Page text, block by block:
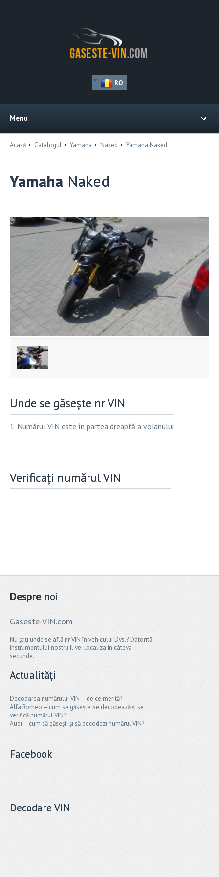
RO
Menu
Acasă Catalogul Yamaha Naked Yamaha Naked
Yamaha Naked
Unde se găsește nr VIN
1. Numărul VIN este în partea dreaptă a volanului
Verificați numărul VIN
Despre noi
Gaseste-VIN.com
Nu știți unde se află nr VIN în vehicului Dvs.? Datorită
instrumentului nostru îl vei localiza în câteva
secunde.
Actualități
Decodarea numărului VIN – de ce merită?
Alfa Romeo – cum se găsește, se decodează și se
verifică numărul VIN?
Audi – cum să găsești și să decodezi numărul VIN?
Facebook
Decodare VIN